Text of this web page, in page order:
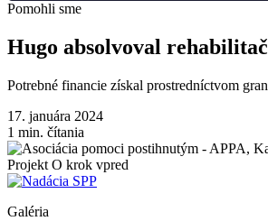
Pomohli sme
Hugo absolvoval
Potrebné financie získal prostredníctvom
17. januára 2024
1 min. čítania
Projekt O krok vpred
Galéria